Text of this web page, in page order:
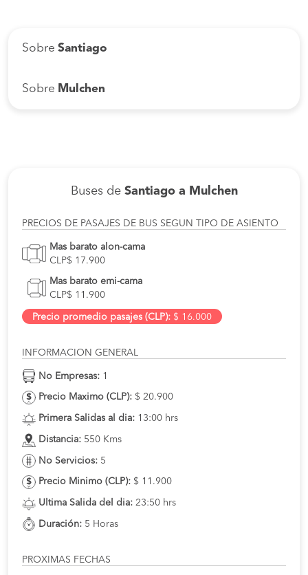
Sobre Santiago
Sobre Mulchen
Buses de Santiago a Mulchen
PRECIOS DE PASAJES DE BUS SEGUN TIPO DE ASIENTO
Mas barato alon-cama
CLP$ 17.900
Mas barato emi-cama
CLP$ 11.900
Precio promedio pasajes (CLP): $ 16.000
INFORMACION GENERAL
No Empresas: 1
Precio Maximo (CLP): $ 20.900
Primera Salidas al dia: 13:00 hrs
Distancia: 550 Kms
No Servicios: 5
Precio Minimo (CLP): $ 11.900
Ultima Salida del dia: 23:50 hrs
Duración: 5 Horas
PROXIMAS FECHAS